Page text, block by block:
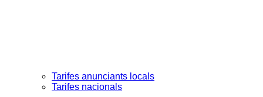
Tarifes anunciants locals
Tarifes nacionals